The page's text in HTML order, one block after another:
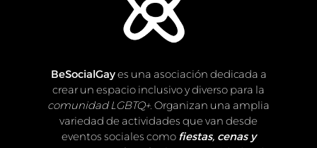
BeSocialGayes una asociación dedicada a
crear un espacio inclusivo y diverso para la
comunidad LGBTQ+. Organizan una amplia
variedad de actividades que van desde
eventos sociales como fiestas, cenas y